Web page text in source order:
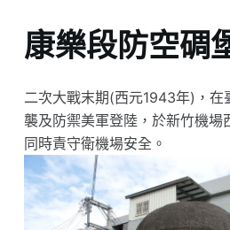
康樂段防空碉
二次大戰末期(西元1943年)，在
襲及防禦美軍登陸，於新竹機場
同時責守衛機場安全。